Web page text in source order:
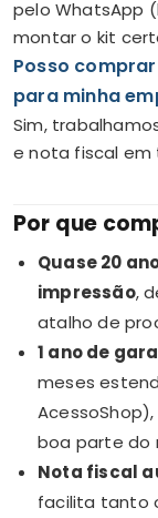
pelo WhatsApp
montar o kit
Posso
para minha
Sim,
e nota fiscal em
Por que
Quase 20
impressão,
atalho de
1 ano de
meses
boa parte do
Nota fiscal
facilita tanto